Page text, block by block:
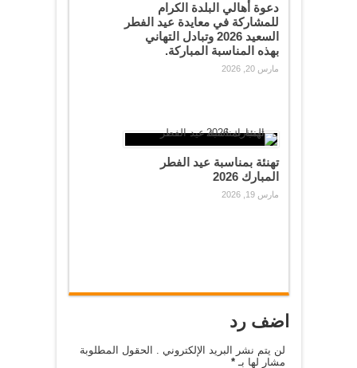
دعوة أهالي البلدة الكرام
للمشاركة في معايدة عيد الفطر
السعيد 2026 وتبادل التهاني
بهذه المناسبة المباركة.
مارس 20, 2026
تهنئة بمناسبة عيد الفطر
المبارك 2026
مارس 19, 2026
اضف رد
لن يتم نشر البريد الإلكتروني . الحقول المطلوبة
مشار لها بـ*